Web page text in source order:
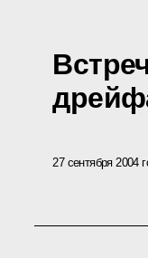
27 сентября 2004